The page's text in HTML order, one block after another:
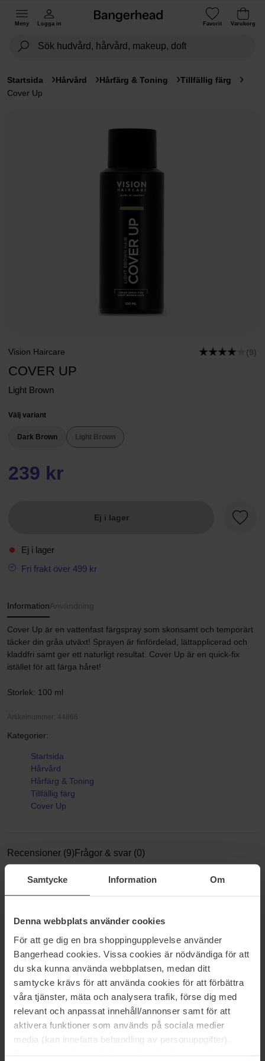
Samtycke Information Om
Denna webbplats använder cookies
För att ge dig en bra shoppingupplevelse använder
Bangerhead cookies. Vissa cookies är nödvändiga för att
du ska kunna använda webbplatsen, medan ditt
samtycke krävs för att använda cookies för att förbättra
våra tjänster, mäta och analysera trafik, förse dig med
relevant och anpassat innehåll/annonser samt för att
aktivera funktioner som används på sociala medier
media (kan innefatta behandling av personuppgifter).
Meny Logga in Favorit Varukorg
Startsida Hårvård Hårfärg & Toning
Tillfällig färg
Cover Up
Vision Haircare (9)
COVER UP
Light Brown
Välj variant
Dark Brown Light Brown
239 kr
Ej i lager
Ej i lager
Fri frakt över 499 kr
InformationAnvändning
Cover Up är en vattenfast färgspray som skonsamt och temporärt
täcker din gråa utväxt! Sprayen är finfördelad, lättapplicerad och
kladdfri samt ger ett naturligt resultat. Cover Up är en quick-fix
istället för att färga håret!
Storlek: 100 ml
Artikelnummer: 44868
Kategorier:
Startsida
Hårvård
Hårfärg & Toning
Tillfällig färg
Cover Up
Recensioner (9) Frågor & svar (0)
3.9
Baserat på 9 recensioner
22%